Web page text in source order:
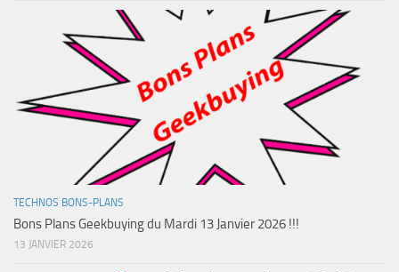
TECHNOS BONS-PLANS
Bons Plans Geekbuying du Mardi 13 Janvier 2026 !!!
13 JANVIER 2026